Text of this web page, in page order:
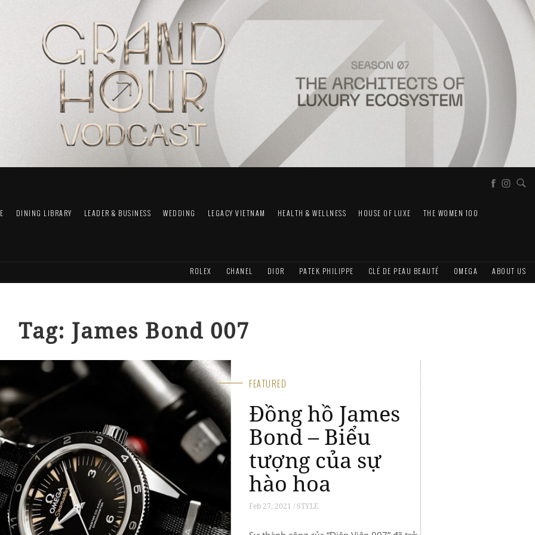
DINING LIBRARY LEADER & BUSINESS WEDDING LEGACY VIETNAM HEALTH & WELLNESS HOUSE OF LUXE THE WOMEN 100
ROLEX CHANEL DIOR PATEK PHILIPPE CLÉ DE PEAU BEAUTÉ OMEGA ABOUT US
Tag: James Bond 007
FEATURED
Aston Martin ra
mắt 02 mẫu siêu
xe lấy cảm hứng
từ điệp viên 007:
Vantage 007